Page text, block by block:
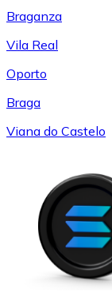
Braganza
Vila Real
Oporto
Braga
Viana do Castelo